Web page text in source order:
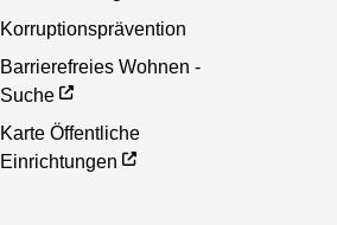
Korruptionsprävention
Barrierefreies Wohnen -
Suche
Karte Öffentliche
Einrichtungen